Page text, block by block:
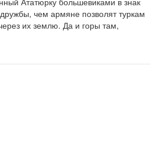
чем армяне позволят туркам
их землю. Да и горы там,